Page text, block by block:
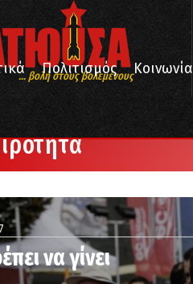
... βολή στους βολεμένους
Πολιτισμός Κοινωνία
να γίνει